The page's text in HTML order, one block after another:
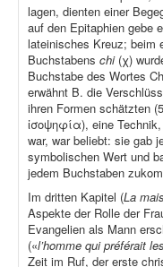
lagen, dienten einer
auf den Epitaphien gebe
lateinisches Kreuz; beim
Buchstabens chi (χ)
Buchstabe des Wortes
erwähnt B. die
ihren Formen schätzten
ἰσοψηφία), eine
war, war beliebt: sie gab
symbolischen Wert und
jedem Buchstaben
Im dritten Kapitel (La
Aspekte der Rolle der
Evangelien als Mann
(«l’homme qui préférait
Zeit im Ruf, der erste